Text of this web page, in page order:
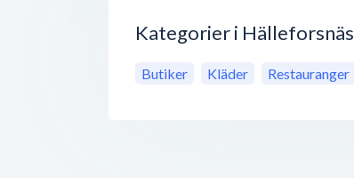
Kategorier i Hälleforsnäs
Butiker Kläder Restauranger